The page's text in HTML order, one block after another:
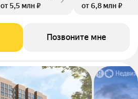
от 5,5 млн ₽
от 6,8 млн ₽
Позвоните мне